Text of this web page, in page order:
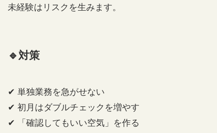
未経験はリスクを生みます。
🔹対策
✔ 単独業務を急がせない
✔ 初月はダブルチェックを増やす
✔ 「確認してもいい空気」を作る